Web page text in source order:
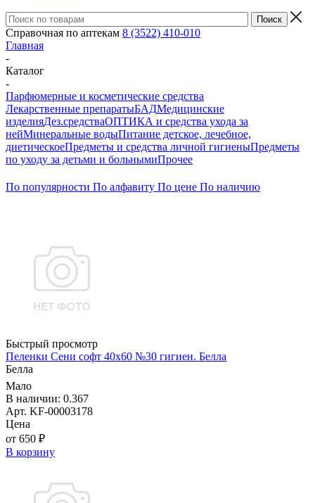
Справочная по аптекам 8 (3522) 410-010
Главная
-
Каталог
-
Парфюмерные и косметические средства
Лекарственные препаратыБАДМедицинские
изделияДез.средстваОПТИКА и средства ухода за
нейМинеральные водыПитание детское, лечебное,
диетическоеПредметы и средства личной гигиеныПредметы
по уходу за детьми и больнымиПрочее
По популярности По алфавиту По цене По наличию
Быстрый просмотр
Пеленки Сени софт 40х60 №30 гигиен. Белла
Белла
Мало
В наличии: 0.367
Арт. KF-00003178
Цена
от 650 ₽
В корзину